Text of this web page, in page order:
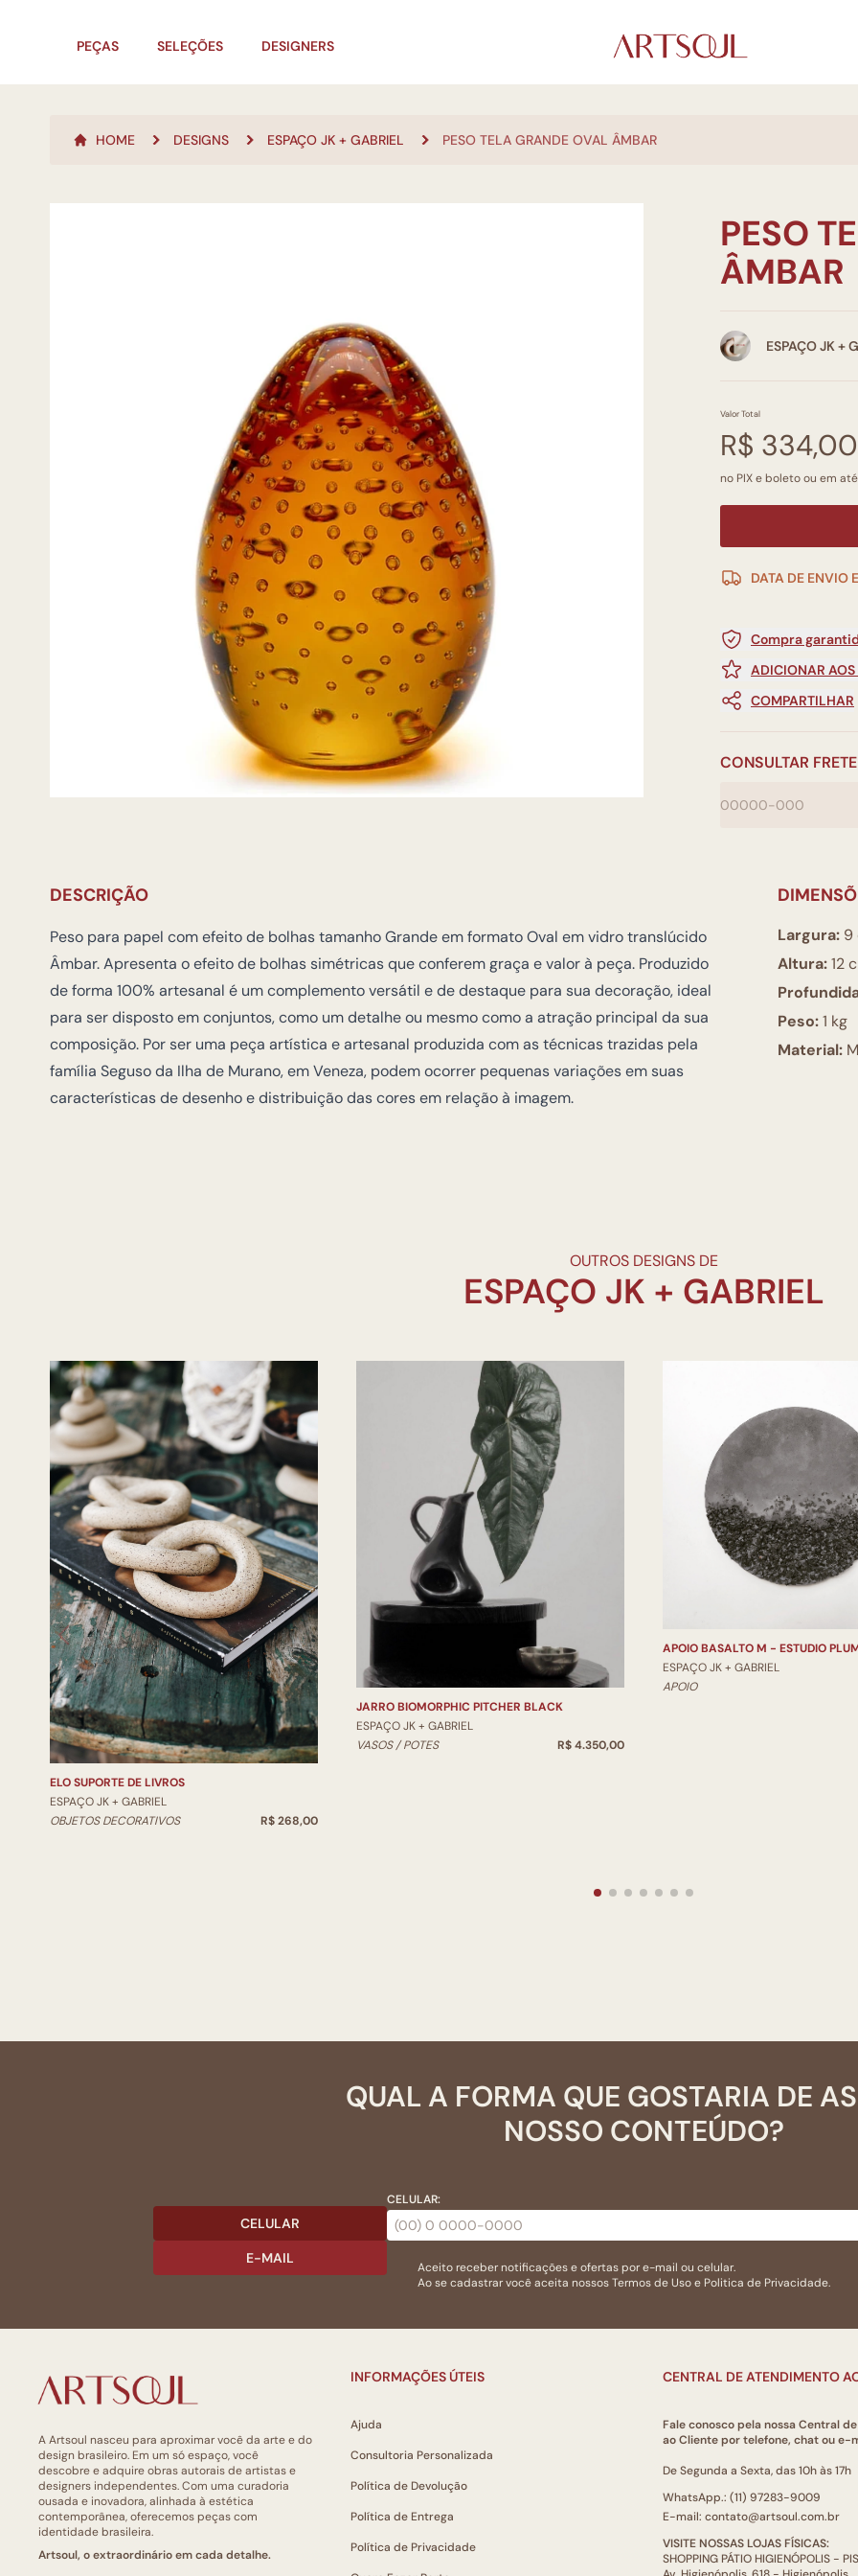
PEÇAS SELEÇÕES DESIGNERS
HOME DESIGNS ESPAÇO JK + GABRIEL PESO TELA GRANDE OVAL ÂMBAR
PESO
ÂMBAR
ESPAÇO JK +
Valor Total
R$ 334,00
no PIX e boleto ou em
DATA DE ENVIO
Compra
ADICIONAR AOS
COMPARTILHAR
CONSULTAR FRETE
DESCRIÇÃO
Peso para papel com efeito de bolhas tamanho Grande em formato Oval em vidro translúcido
Âmbar. Apresenta o efeito de bolhas simétricas que conferem graça e valor à peça. Produzido
de forma 100% artesanal é um complemento versátil e de destaque para sua decoração, ideal
para ser disposto em conjuntos, como um detalhe ou mesmo como a atração principal da sua
composição. Por ser uma peça artística e artesanal produzida com as técnicas trazidas pela
família Seguso da Ilha de Murano, em Veneza, podem ocorrer pequenas variações em suas
características de desenho e distribuição das cores em relação à imagem.
Largura: 9
Altura:12
Peso:1 kg
Material:
OUTROS DESIGNS DE
ELO SUPORTE DE LIVROS
ESPAÇO JK + GABRIEL
OBJETOS DECORATIVOS
R$ 268,00
JARRO BIOMORPHIC PITCHER BLACK
ESPAÇO JK + GABRIEL
VASOS / POTES
R$ 4.350,00
APOIO BASALTO M - ESTUDIO
ESPAÇO JK + GABRIEL
APOIO
QUAL A FORMA QUE GOSTARIA DE
NOSSO CONTEÚDO?
CELULAR
E-MAIL
CELULAR:
Aceito receber notificações e ofertas por e-mail ou celular.
Ao se cadastrar você aceita nossosTermos de Usoe Politica de Privacidade.
A Artsoul nasceu para aproximar você da arte e do
design brasileiro. Em um só espaço, você
descobre e adquire obras autorais de artistas e
designers independentes. Com uma curadoria
ousada e inovadora, alinhada à estética
contemporânea, oferecemos peças com
identidade brasileira.
Artsoul, o extraordinário em cada detalhe.
INFORMAÇÕES ÚTEIS
Ajuda
Consultoria Personalizada
Política de Devolução
Política de Entrega
Política de Privacidade
CENTRAL DE ATENDIMENTO
Fale conosco pela nossa Central
ao Cliente por telefone, chat ou e-
De Segunda a Sexta, das 10h às 17h
WhatsApp.: (11) 97283-9009
E-mail: contato@artsoul.com.br
VISITE NOSSAS LOJAS FÍSICAS:
SHOPPING PÁTIO HIGIENÓPOLIS -